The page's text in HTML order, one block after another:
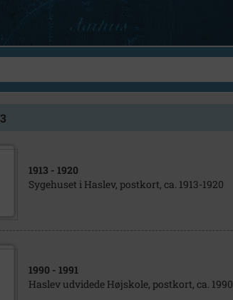
1913 - 1920
Sygehuset i Haslev, postkort, ca. 1913-1920
1990 - 1991
Haslev udvidede Højskole, postkort, ca. 1990